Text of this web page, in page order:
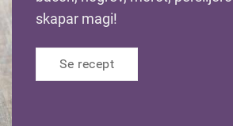
skapar magi!
Se recept